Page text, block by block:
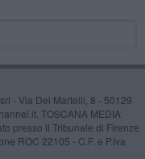
- Via Dei Martelli, 8 - 50129
TOSCANA MEDIA
presso il Tribunale di Firenze
ROC 22105 - C.F. e P.Iva